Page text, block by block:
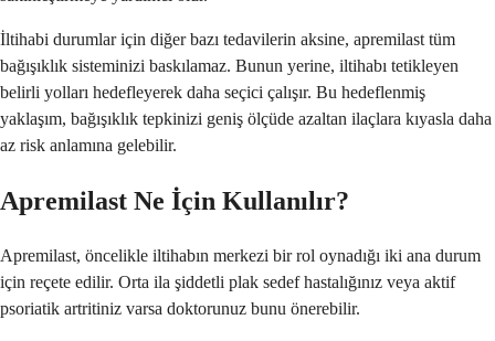
İltihabi durumlar için diğer bazı tedavilerin aksine, apremilast tüm
bağışıklık sisteminizi baskılamaz. Bunun yerine, iltihabı tetikleyen
belirli yolları hedefleyerek daha seçici çalışır. Bu hedeflenmiş
yaklaşım, bağışıklık tepkinizi geniş ölçüde azaltan ilaçlara kıyasla daha
az risk anlamına gelebilir.
Apremilast Ne İçin Kullanılır?
Apremilast, öncelikle iltihabın merkezi bir rol oynadığı iki ana durum
için reçete edilir. Orta ila şiddetli plak sedef hastalığınız veya aktif
psoriatik artritiniz varsa doktorunuz bunu önerebilir.